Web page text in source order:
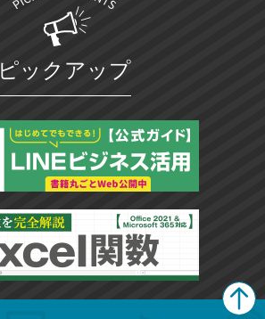
ピックアップ